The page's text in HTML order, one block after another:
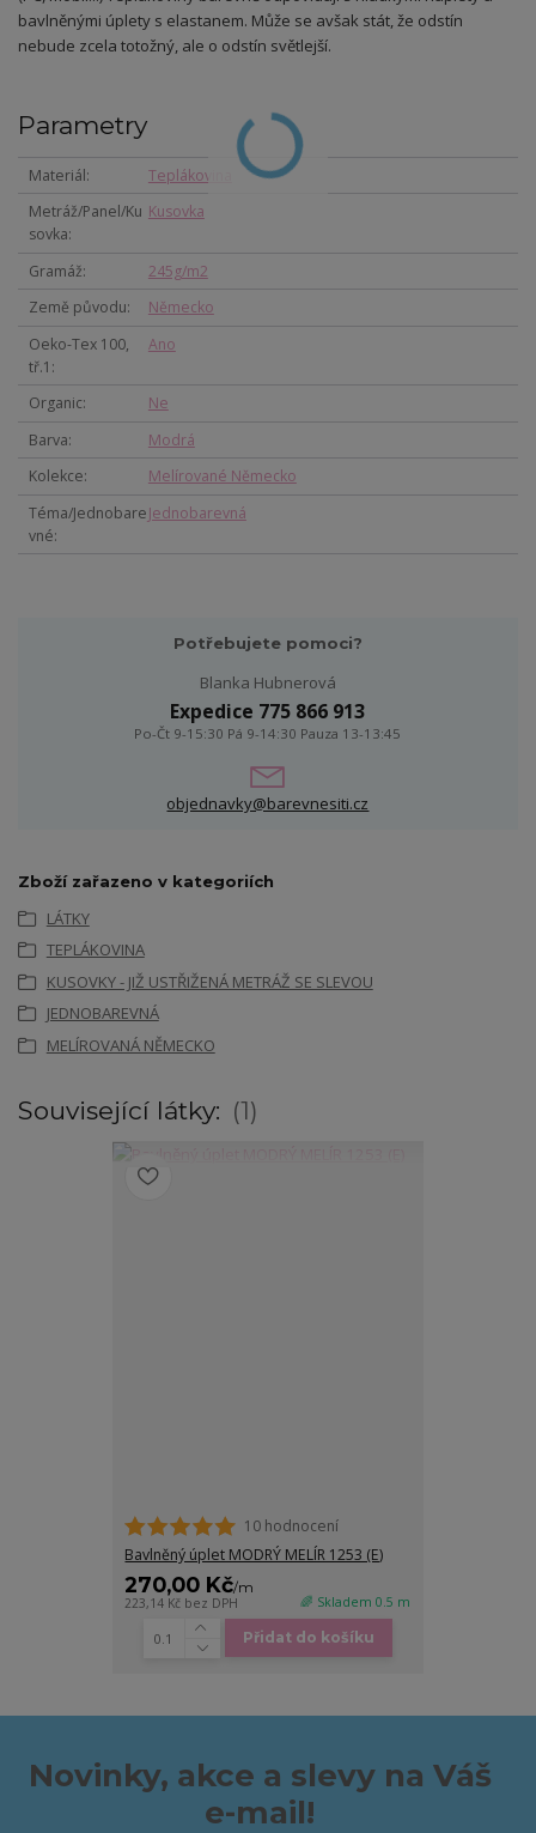
bavlněnými úplety s elastanem. Může se avšak stát, že odstín
nebude zcela totožný, ale o odstín světlejší.
Parametry
Materiál
Teplákovina
Metráž/Panel/Ku
sovka
Kusovka
Gramáž
245g/m2
Země původu
Německo
Oeko-Tex 100,
tř.1
Ano
Organic
Ne
Barva
Modrá
Kolekce
Melírované Německo
Téma/Jednobare
vné
Jednobarevná
Potřebujete pomoci?
Blanka Hubnerová
Expedice 775 866 913
Po-Čt 9-15:30 Pá 9-14:30 Pauza 13-13:45
objednavky@barevnesiti.cz
Zboží zařazeno v kategoriích
LÁTKY
TEPLÁKOVINA
KUSOVKY - JIŽ USTŘIŽENÁ METRÁŽ SE SLEVOU
JEDNOBAREVNÁ
MELÍROVANÁ NĚMECKO
Související látky: 1
10 hodnocení
Bavlněný úplet MODRÝ MELÍR 1253 (E)
270,00 Kč/m
223,14 Kč bez DPH 🌈 Skladem 0.5 m
Přidat do košíku
Novinky, akce a slevy na Váš
e-mail!